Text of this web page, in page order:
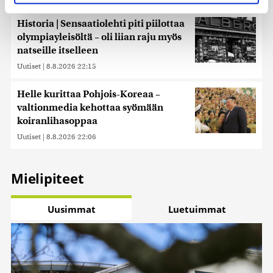
evästeilmoituksessa.
Käytämme evästeitä tarjoamamme sisällön ja mainosten
räätälöimiseen, sosiaalisen median ominaisuuksien
tukemiseen ja kävijämäärämme analysoimiseen. Lisäksi
jaamme sosiaalisen median, mainosalan ja analytiikka-
sivustoamme. Kumppanimme voivat yhdistää näitä
tietoja muihin tietoihin, joita olet antanut heille tai joita on
kerätty, kun olet käyttänyt heidän palvelujaan. Tietoja
saatetaan myös siirtää ulkomaille.
Historia | Sensaatiolehti piti piilottaa
olympiayleisöltä – oli liian raju myös
natseille itselleen
Uutiset | 8.8.2026 22:15
Helle kurittaa Pohjois-Koreaa –
valtionmedia kehottaa syömään
koiranlihasoppaa
Uutiset | 8.8.2026 22:06
Mielipiteet
Uusimmat Luetuimmat